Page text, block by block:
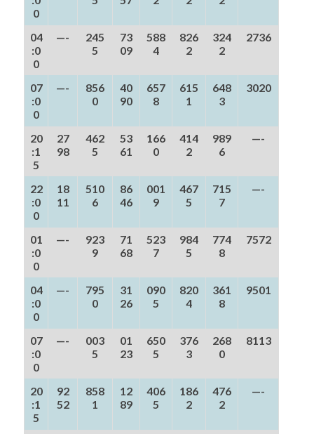
0
04
:0
0
—-
245
5
73
09
588
4
826
2
324
2
2736
07
:0
0
—-
856
0
40
90
657
8
615
1
648
3
3020
20
:1
5
27
98
462
5
53
61
166
0
414
2
989
6
—-
22
:0
0
18
11
510
6
86
46
001
9
467
5
715
7
—-
01
:0
0
—-
923
9
71
68
523
7
984
5
774
8
7572
04
:0
0
—-
795
0
31
26
090
5
820
4
361
8
9501
07
:0
0
—-
003
5
01
23
650
5
376
3
268
0
8113
20
:1
5
92
52
858
1
12
89
406
5
186
2
476
2
—-